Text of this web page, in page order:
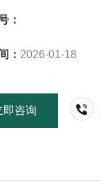
：
： 2026-01-18
即咨询